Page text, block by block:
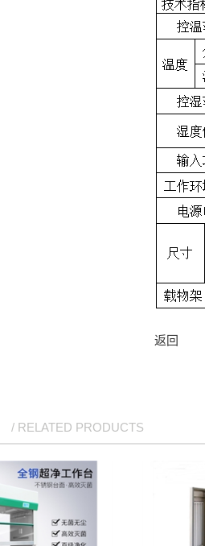
返回
/ RELATED PRODUCTS